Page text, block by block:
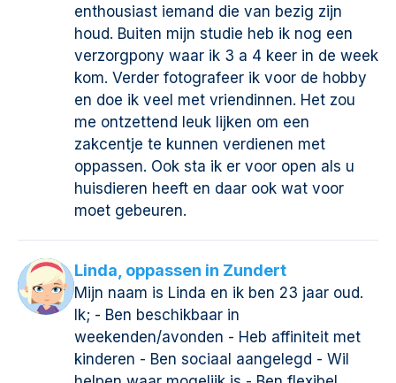
enthousiast iemand die van bezig zijn
houd. Buiten mijn studie heb ik nog een
verzorgpony waar ik 3 a 4 keer in de week
kom. Verder fotografeer ik voor de hobby
en doe ik veel met vriendinnen. Het zou
me ontzettend leuk lijken om een
zakcentje te kunnen verdienen met
oppassen. Ook sta ik er voor open als u
huisdieren heeft en daar ook wat voor
moet gebeuren.
Linda, oppassen in Zundert
Mijn naam is Linda en ik ben 23 jaar oud.
Ik; - Ben beschikbaar in
weekenden/avonden - Heb affiniteit met
kinderen - Ben sociaal aangelegd - Wil